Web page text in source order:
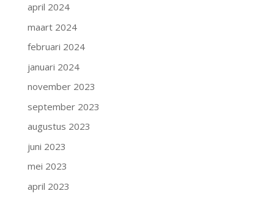
april 2024
maart 2024
februari 2024
januari 2024
november 2023
september 2023
augustus 2023
juni 2023
mei 2023
april 2023